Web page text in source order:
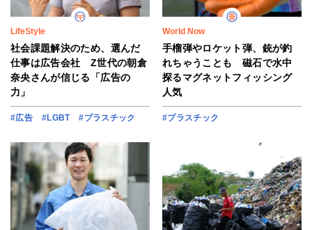
LifeStyle
社会課題解決のため、選んだ
仕事は広告会社 Z世代の朝倉
奈央さんが信じる「広告の
力」
#広告 #LGBT #プラスチック
World Now
手榴弾やロケット弾、銃が釣
れちゃうことも 磁石で水中
探るマグネットフィッシング
人気
#プラスチック